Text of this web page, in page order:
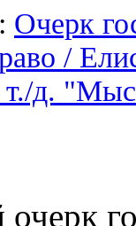
Очерк
/
д.